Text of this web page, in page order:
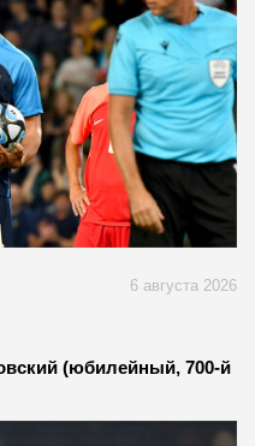
6 августа 2026
(юбилейный, 700-й